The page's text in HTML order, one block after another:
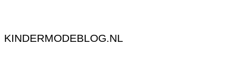
KINDERMODEBLOG.NL